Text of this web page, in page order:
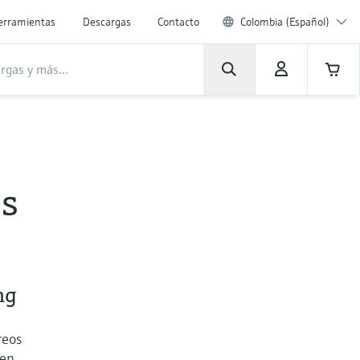
Descargas Contacto Colombia (Español)